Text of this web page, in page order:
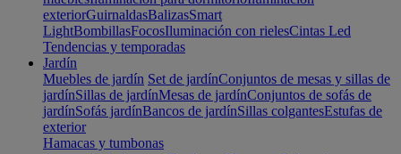
exteriorGuirnaldasBalizasSmart
LightBombillasFocosIluminación con rielesCintas Led
Tendencias y temporadas
Jardín
Muebles de jardín Set de jardínConjuntos de mesas y sillas de
jardínSillas de jardínMesas de jardínConjuntos de sofás de
jardínSofás jardínBancos de jardínSillas colgantesEstufas de
exterior
Hamacas y tumbonas